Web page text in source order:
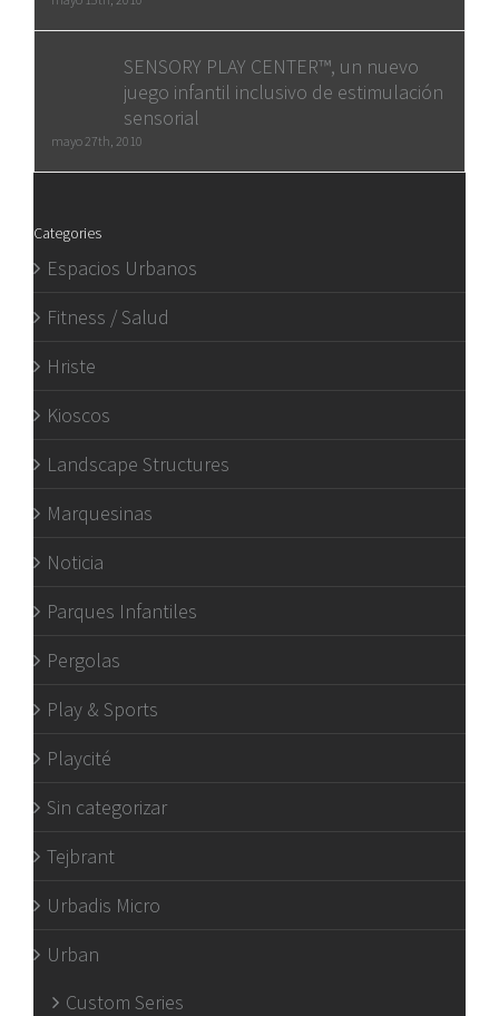
SENSORY PLAY CENTER™, un nuevo
juego infantil inclusivo de estimulación
sensorial
mayo 27th, 2010
Categories
Espacios Urbanos
Fitness / Salud
Hriste
Kioscos
Landscape Structures
Marquesinas
Noticia
Parques Infantiles
Pergolas
Play & Sports
Playcité
Sin categorizar
Tejbrant
Urbadis Micro
Urban
Custom Series